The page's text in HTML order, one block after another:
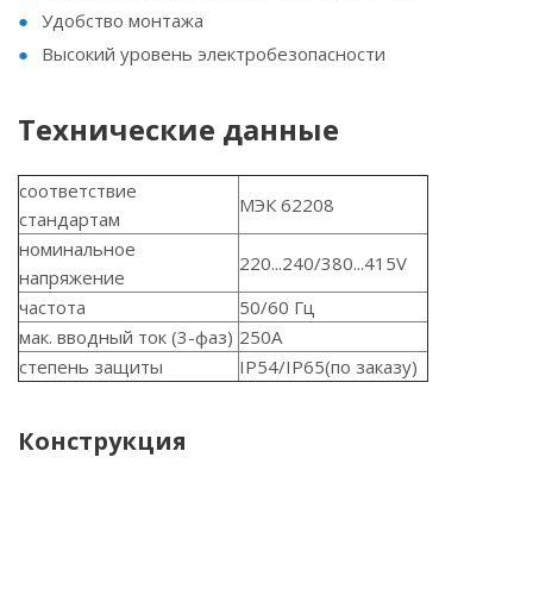
Удобство монтажа
Высокий уровень электробезопасности
Технические данные
соответствие
стандартам
МЭК 62208
номинальное
напряжение
220...240/380...415V
частота
50/60 Гц
мак. вводный ток (3-фаз) 250A
степень защиты
IP54/IP65(по заказу)
Конструкция